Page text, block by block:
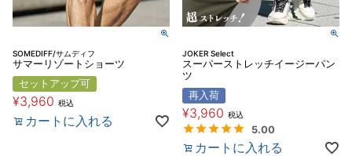
SOMEDIFF/サムディフ
サマーリゾートショーツ
セットアップ可
¥3,960 税込
カートに入れる
JOKER Select
スーパーストレッチイージーパン
ツ
再入荷
¥3,960 税込
5.00
カートに入れる